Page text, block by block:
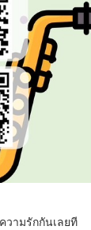
วามรักกันเลยที